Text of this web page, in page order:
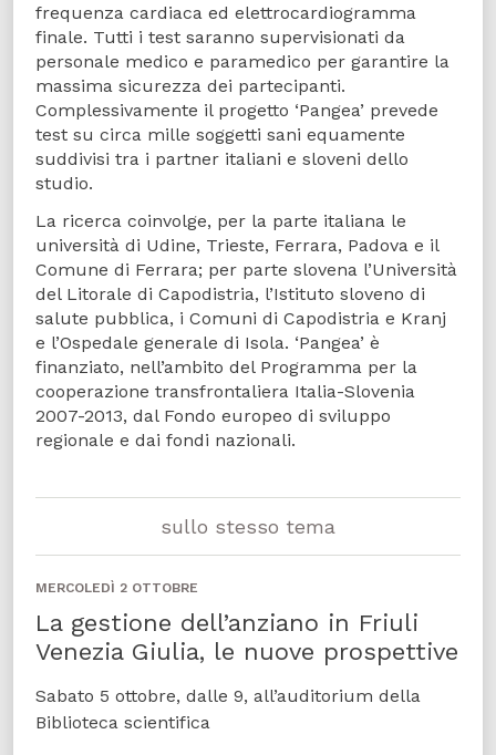
frequenza cardiaca ed elettrocardiogramma
finale. Tutti i test saranno supervisionati da
personale medico e paramedico per garantire la
massima sicurezza dei partecipanti.
Complessivamente il progetto ‘Pangea’ prevede
test su circa mille soggetti sani equamente
suddivisi tra i partner italiani e sloveni dello
studio.
La ricerca coinvolge, per la parte italiana le
università di Udine, Trieste, Ferrara, Padova e il
Comune di Ferrara; per parte slovena l’Università
del Litorale di Capodistria, l’Istituto sloveno di
salute pubblica, i Comuni di Capodistria e Kranj
e l’Ospedale generale di Isola. ‘Pangea’ è
finanziato, nell’ambito del Programma per la
cooperazione transfrontaliera Italia-Slovenia
2007-2013, dal Fondo europeo di sviluppo
regionale e dai fondi nazionali.
sullo stesso tema
MERCOLEDÌ 2 OTTOBRE
La gestione dell’anziano in Friuli
Venezia Giulia, le nuove prospettive
Sabato 5 ottobre, dalle 9, all’auditorium della
Biblioteca scientifica